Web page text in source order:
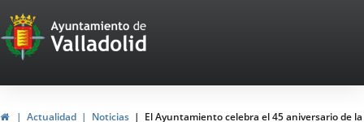
Portal
Web
del
Ayuntamiento
InicioActualidad Noticias
El Ayuntamiento celebra el 45 aniversario de la